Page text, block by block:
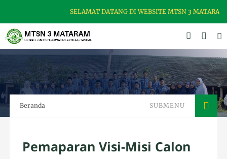
SELAMAT DATANG DI WEBSITE MTSN 3 MATARAM,
Beranda SUBMENU
Pemaparan Visi-Misi Calon